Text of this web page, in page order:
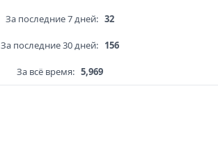
За последние 7 дней: 32
За последние 30 дней: 156
За всё время: 5,969